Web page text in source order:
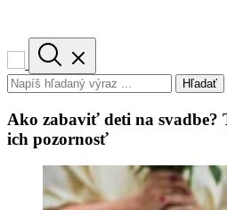
Hľadať
Ako zabaviť deti na svadbe?
ich pozornosť